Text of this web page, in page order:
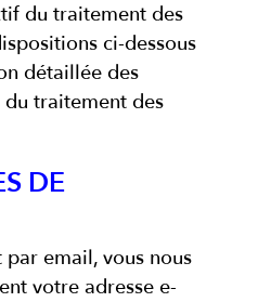
du traitement des
ci-dessous
détaillée des
traitement des
DE
email, vous nous
votre adresse e-